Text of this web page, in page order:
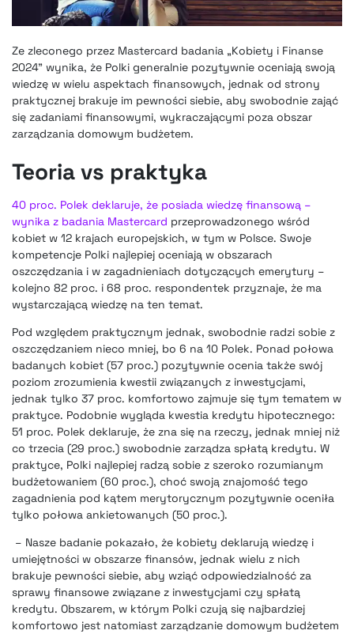
Ze zleconego przez Mastercard badania „Kobiety i Finanse
2024” wynika, że Polki generalnie pozytywnie oceniają swoją
wiedzę w wielu aspektach finansowych, jednak od strony
praktycznej brakuje im pewności siebie, aby swobodnie zająć
się zadaniami finansowymi, wykraczającymi poza obszar
zarządzania domowym budżetem.
Teoria vs praktyka
40 proc. Polek deklaruje, że posiada wiedzę finansową –
wynika z badania Mastercard przeprowadzonego wśród
kobiet w 12 krajach europejskich, w tym w Polsce. Swoje
kompetencje Polki najlepiej oceniają w obszarach
oszczędzania i w zagadnieniach dotyczących emerytury –
kolejno 82 proc. i 68 proc. respondentek przyznaje, że ma
wystarczającą wiedzę na ten temat.
Pod względem praktycznym jednak, swobodnie radzi sobie z
oszczędzaniem nieco mniej, bo 6 na 10 Polek. Ponad połowa
badanych kobiet (57 proc.) pozytywnie ocenia także swój
poziom zrozumienia kwestii związanych z inwestycjami,
jednak tylko 37 proc. komfortowo zajmuje się tym tematem w
praktyce. Podobnie wygląda kwestia kredytu hipotecznego:
51 proc. Polek deklaruje, że zna się na rzeczy, jednak mniej niż
co trzecia (29 proc.) swobodnie zarządza spłatą kredytu. W
praktyce, Polki najlepiej radzą sobie z szeroko rozumianym
budżetowaniem (60 proc.), choć swoją znajomość tego
zagadnienia pod kątem merytorycznym pozytywnie oceniła
tylko połowa ankietowanych (50 proc.).
– Nasze badanie pokazało, że kobiety deklarują wiedzę i
umiejętności w obszarze finansów, jednak wielu z nich
brakuje pewności siebie, aby wziąć odpowiedzialność za
sprawy finansowe związane z inwestycjami czy spłatą
kredytu. Obszarem, w którym Polki czują się najbardziej
komfortowo jest natomiast zarządzanie domowym budżetem